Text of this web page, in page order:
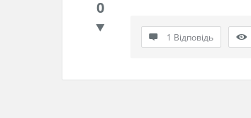
0
1 Відповідь